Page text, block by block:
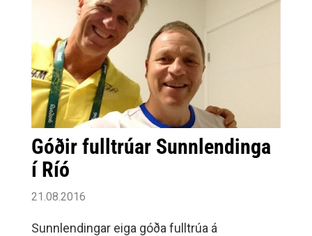
Góðir fulltrúar Sunnlendinga
í Ríó
21.08.2016
Sunnlendingar eiga góða fulltrúa á